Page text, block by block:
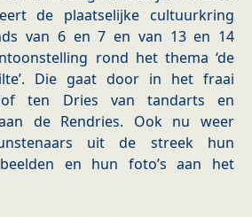
de plaatselijke cultuurkring
van 6 en 7 en van 13 en 14
rond het thema ‘de
Die gaat door in het fraai
ten Dries van tandarts en
de Rendries. Ook nu weer
uit de streek hun
en hun foto’s aan het